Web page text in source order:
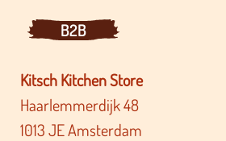
B2B
Kitsch Kitchen Store
Haarlemmerdijk 48
1013 JE Amsterdam